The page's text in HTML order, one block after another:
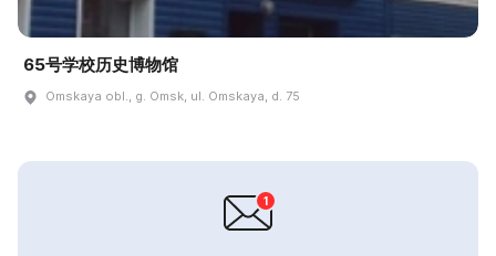
65号学校历史博物馆
Omskaya obl., g. Omsk, ul. Omskaya, d. 75